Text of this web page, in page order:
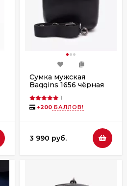
Сумка мужская
Baggins 1656 чёрная
1
+200 БАЛЛОВ!
3 990 руб.